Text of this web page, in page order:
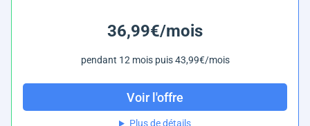
36,99€/mois
pendant 12 mois puis 43,99€/mois
Voir l'offre
Plus de détails